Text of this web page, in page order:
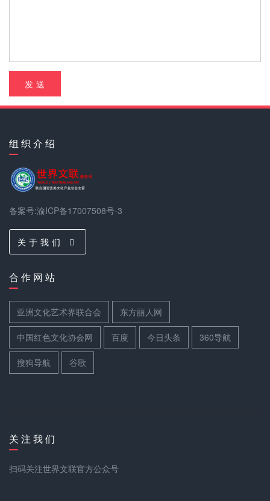
发 送
组 织 介 绍
备案号:渝ICP备17007508号-3
关 于 我 们
合 作 网 站
亚洲文化艺术界联合会 东方丽人网
中国红色文化协会网 百度 今日头条 360导航
搜狗导航 谷歌
关 注 我 们
扫码关注世界文联官方公众号